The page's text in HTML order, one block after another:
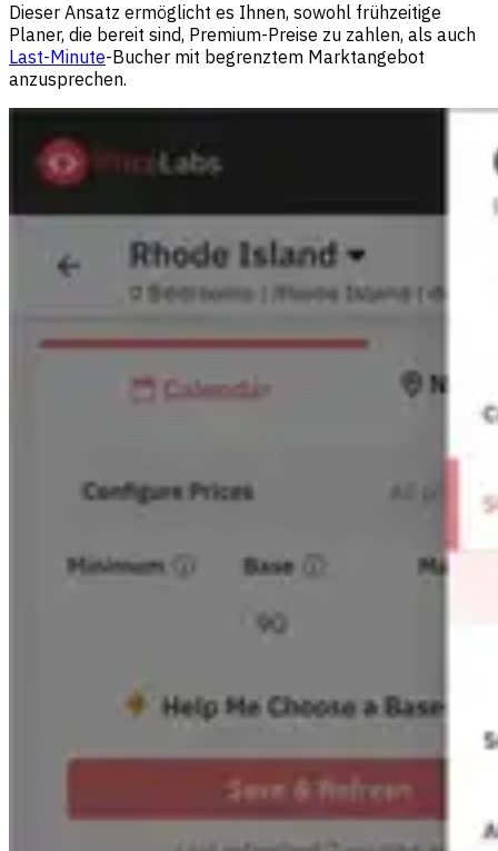
Dieser Ansatz ermöglicht es Ihnen, sowohl frühzeitige
Planer, die bereit sind, Premium-Preise zu zahlen, als auch
Last-Minute-Bucher mit begrenztem Marktangebot
anzusprechen.